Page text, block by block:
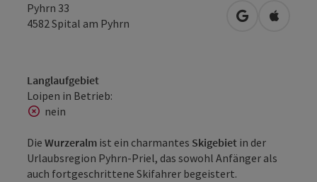
Pyhrn 33
4582Spital am Pyhrn in Google
in
Langlaufgebiet
Loipen in Betrieb:
nein
Die Wurzeralm ist ein charmantes Skigebiet in der
Urlaubsregion Pyhrn-Priel, das sowohl Anfänger als
auch fortgeschrittene Skifahrer begeistert.